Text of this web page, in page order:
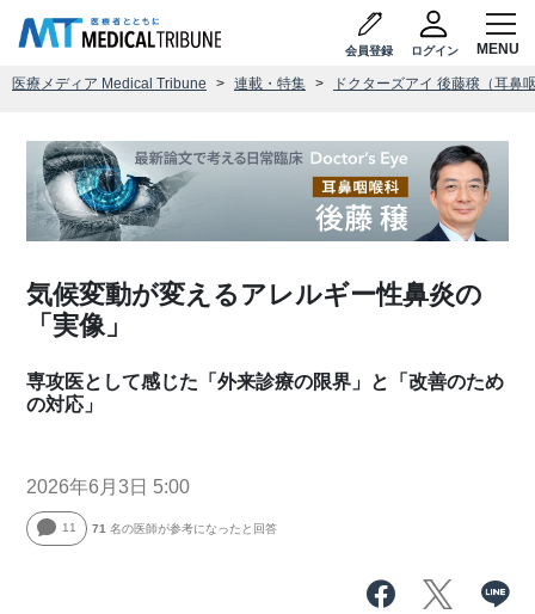
会員登録 ログイン
医療メディア Medical Tribune 連載・特集 ドクターズアイ 後藤穣（耳鼻
気候変動が変えるアレルギー性鼻炎の
「実像」
専攻医として感じた「外来診療の限界」と「改善のため
の対応」
2026年6月3日 5:00
11 71 名の医師が参考になったと回答